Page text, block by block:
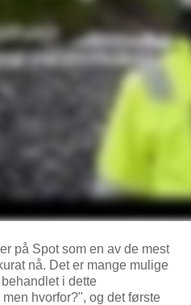
på Spot som en av de mest
nå. Det er mange mulige
i dette
hvorfor?", og det første